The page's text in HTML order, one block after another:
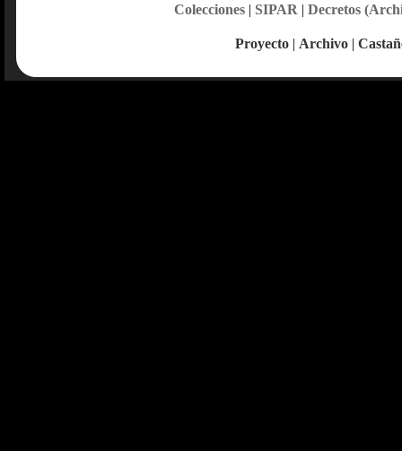
Colecciones| SIPAR | Decretos
Proyecto | Archivo |